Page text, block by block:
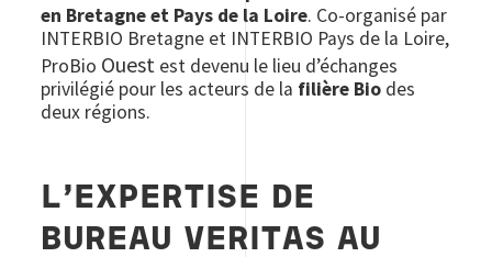
en Bretagne et Pays de la Loire. Co-organisé par
INTERBIO Bretagne et INTERBIO Pays de la Loire,
ProBio Ouest est devenu le lieu d’échanges
privilégié pour les acteurs de la filière Bio des
deux régions.
L'EXPERTISE DE
BUREAU VERITAS AU